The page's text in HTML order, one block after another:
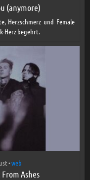
(anymore)
Herzschmerz und Female
Herz begehrt.
•web
Ashes